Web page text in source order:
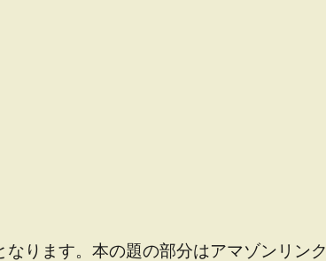
なります。本の題の部分はアマゾンリンク